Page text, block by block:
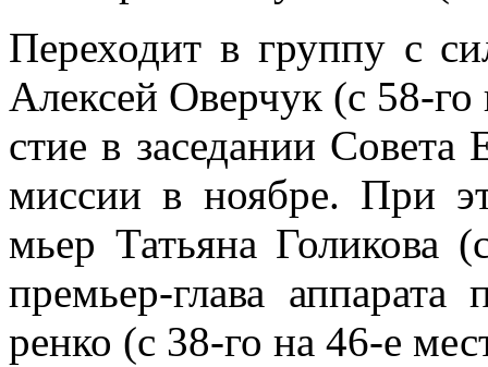
Пе­ре­хо­дит в груп­пу с
Алек­сей Овер­чук (с 58-
стие в за­се­да­нии
мис­сии в но­яб­ре. При
мьер Та­тья­на Го­ли­ко­ва
пре­мьер-гла­ва
рен­ко (с 38-го на 46-е